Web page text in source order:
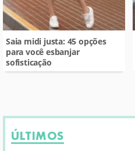
Saia midi justa: 45 opções
para você esbanjar
sofisticação
ÚLTIMOS